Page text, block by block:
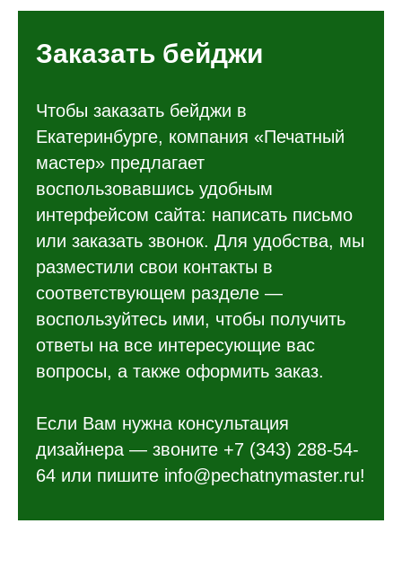
Заказать бейджи
Чтобы заказать бейджи в
Екатеринбурге, компания «Печатный
мастер» предлагает
воспользовавшись удобным
интерфейсом сайта: написать письмо
или заказать звонок. Для удобства, мы
разместили свои контакты в
соответствующем разделе —
воспользуйтесь ими, чтобы получить
ответы на все интересующие вас
вопросы, а также оформить заказ.
Если Вам нужна консультация
дизайнера — звоните +7 (343) 288-54-
64 или пишите info@pechatnymaster.ru!